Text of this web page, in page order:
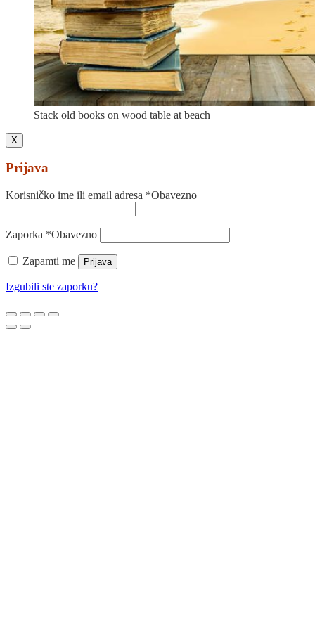
Stack old books on wood table at beach
X
Prijava
Korisničko ime ili email adresa *Obavezno
Zaporka *Obavezno
Zapamti me Prijava
Izgubili ste zaporku?